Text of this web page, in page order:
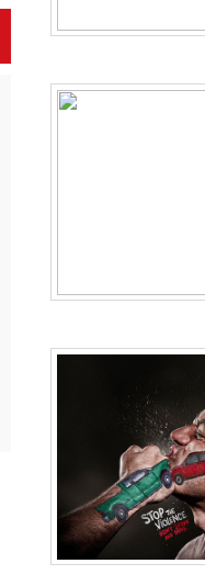
令人驻足的国外